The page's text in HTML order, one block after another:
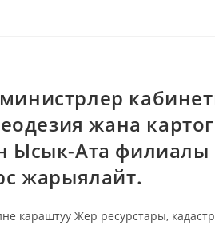
жана
Ысык-Ата
жарыялайт.
караштуу Жер ресурстары,